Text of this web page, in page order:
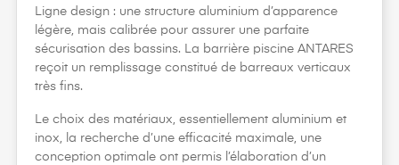
Ligne design : une structure aluminium d’apparence
légère, mais calibrée pour assurer une parfaite
sécurisation des bassins. La barrière piscine ANTARES
reçoit un remplissage constitué de barreaux verticaux
très fins.
Le choix des matériaux, essentiellement aluminium et
inox, la recherche d’une efficacité maximale, une
conception optimale ont permis l’élaboration d’un